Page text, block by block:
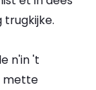
trugkijke.
n'in 't
mette